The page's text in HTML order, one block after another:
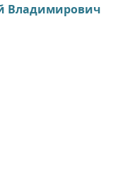
Владимирович